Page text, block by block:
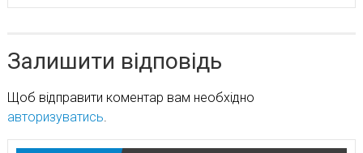
Залишити відповідь
Щоб відправити коментар вам необхідно
авторизуватись.